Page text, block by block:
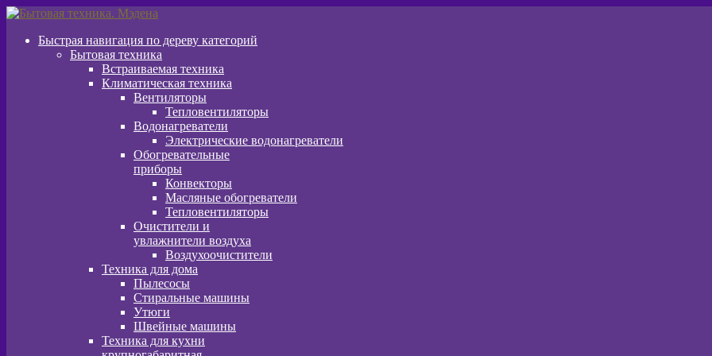
Перейти
навигации
Перейти
содержимому
Быстрая навигация по дереву категорий
Бытовая техника
Встраиваемая техника
Климатическая техника
Вентиляторы
Тепловентиляторы
Водонагреватели
Электрические водонагреватели
Обогревательные
приборы
Конвекторы
Масляные обогреватели
Тепловентиляторы
Очистители и
увлажнители воздуха
Воздухоочистители
Техника для дома
Пылeсосы
Стиральные машины
Утюги
Швейные машины
Техника для кухни